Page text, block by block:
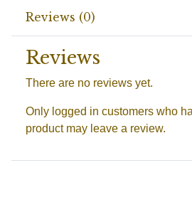
Reviews (0)
Reviews
There are no reviews yet.
Only logged in customers who
product may leave a review.